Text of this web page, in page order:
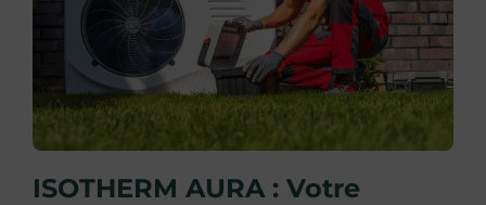
ISOTHERM AURA : Votre